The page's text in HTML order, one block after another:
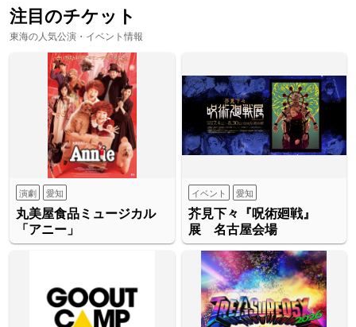
注目のチケット
東海の人気公演・イベント情報
丸美屋食品ミュージカル
「アニー」
演劇 愛知
芥見下々『呪術廻戦』
展 名古屋会場
イベント 愛知